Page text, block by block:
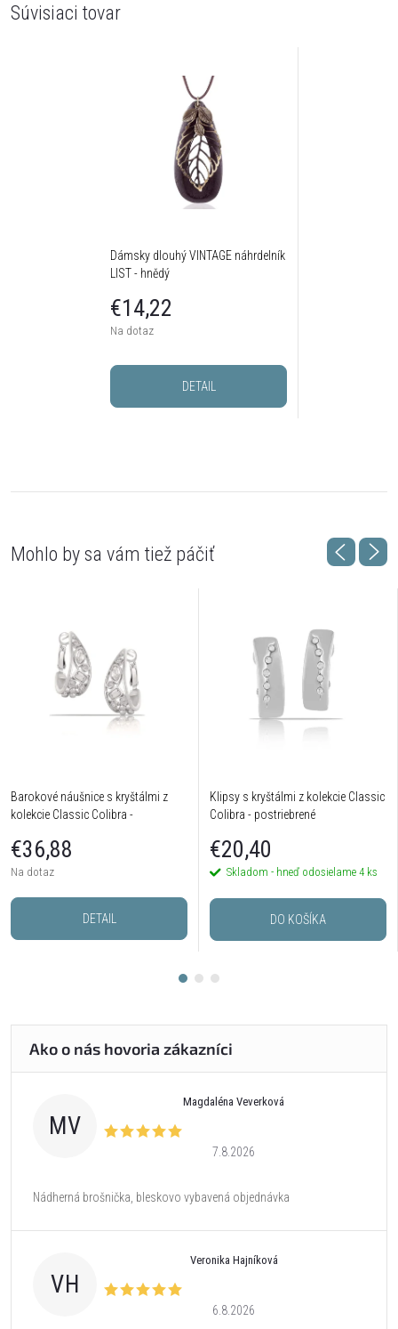
Súvisiaci tovar
Dámsky dlouhý VINTAGE náhrdelník
LIST - hnědý
€14,22
Na dotaz
DETAIL
Barokové náušnice s kryštálmi z
kolekcie Classic Colibra -
€36,88
Na dotaz
DETAIL
Klipsy s kryštálmi z kolekcie Classic
Colibra - postriebrené
€20,40
Skladom - hneď odosielame 4 ks
DO KOŠÍKA
MV
Magdaléna Veverková
7.8.2026
Nádherná brošnička, bleskovo vybavená objednávka
VH
Veronika Hajníková
6.8.2026